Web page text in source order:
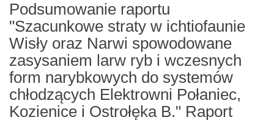
Podsumowanie raportu
"Szacunkowe straty w ichtiofaunie
Wisły oraz Narwi spowodowane
zasysaniem larw ryb i wczesnych
form narybkowych do systemów
chłodzących Elektrowni Połaniec,
Kozienice i Ostrołęka B." Raport